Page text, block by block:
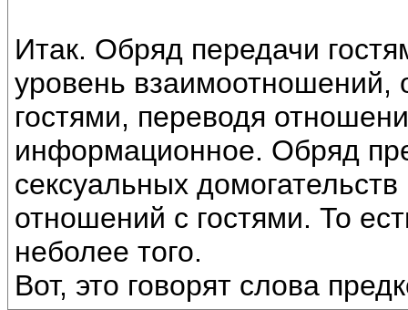
Итак. Обряд передачи
уровень взаимоотношений,
гостями, переводя
информационное. Обряд
сексуальных
отношений с гостями. То
неболее того.
Вот, это говорят слова